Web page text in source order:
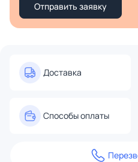
Отправить заявку
Доставка
Способы оплаты